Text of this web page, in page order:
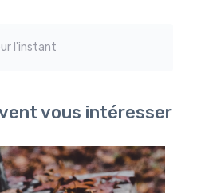
l'instant
vous intéresser